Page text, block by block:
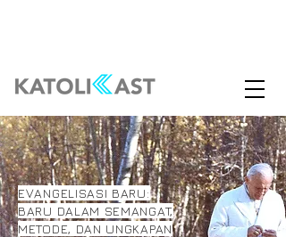
EVANGELISASI BARU:
BARU DALAM SEMANGAT,
METODE, DAN UNGKAPAN